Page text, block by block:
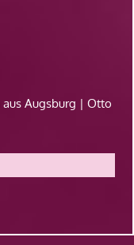
aus Augsburg | Otto